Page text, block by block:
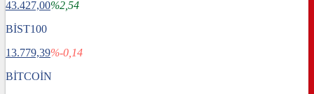
43.427,00%2,54
BİST100
13.779,39%-0,14
BİTCOİN
Dünya
Spor
Magazin
Teknoloji
Bafra Rehberi